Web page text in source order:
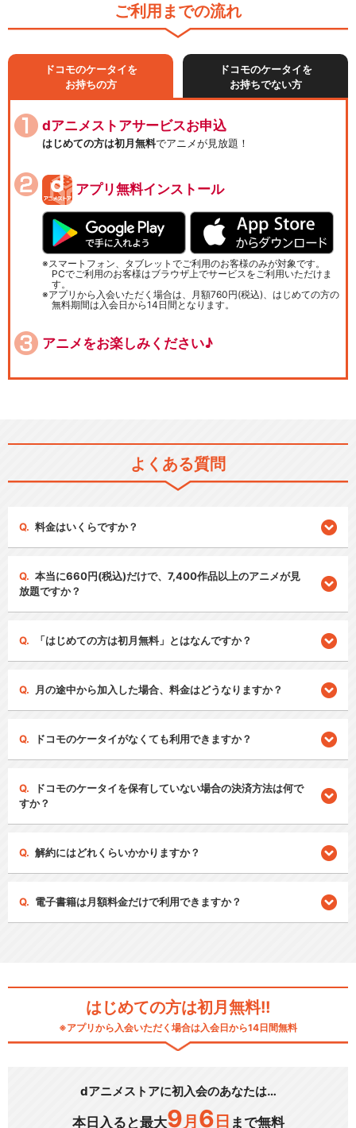
ご利用までの流れ
ドコモのケータイを
お持ちの方
ドコモのケータイを
お持ちでない方
dアニメストアサービスお申込
はじめての方は初月無料でアニメが見放題！
アプリ無料インストール
スマートフォン、タブレットでご利用のお客様のみが対象です。
PCでご利用のお客様はブラウザ上でサービスをご利用いただけま
す。
アプリから入会いただく場合は、月額760円(税込)、はじめての方の
無料期間は入会日から14日間となります。
アニメをお楽しみください♪
よくある質問
料金はいくらですか？
本当に660円(税込)だけで、7,400作品以上のアニメが見
放題ですか？
「はじめての方は初月無料」とはなんですか？
月の途中から加入した場合、料金はどうなりますか？
ドコモのケータイがなくても利用できますか？
ドコモのケータイを保有していない場合の決済方法は何で
すか？
解約にはどれくらいかかりますか？
電子書籍は月額料金だけで利用できますか？
はじめての方は初月無料!!
※アプリから入会いただく場合は入会日から14日間無料
dアニメストアに初入会のあなたは…
本日入ると最大9 月 6 日 まで無料